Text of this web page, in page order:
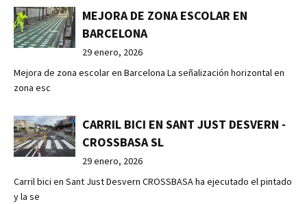
MEJORA DE ZONA ESCOLAR EN
BARCELONA
29 enero, 2026
Mejora de zona escolar en Barcelona La señalización horizontal en
zona esc
CARRIL BICI EN SANT JUST DESVERN -
CROSSBASA SL
29 enero, 2026
Carril bici en Sant Just Desvern CROSSBASA ha ejecutado el pintado
y la se